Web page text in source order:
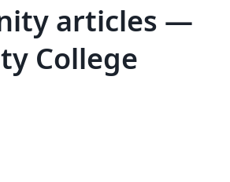
articles —
College